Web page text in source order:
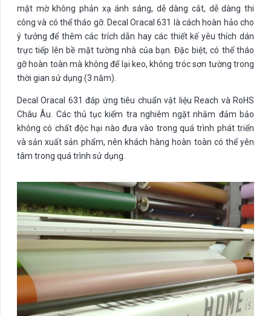
mặt mờ không phản xạ ánh sáng, dễ dàng cắt, dễ dàng thi
công và có thể tháo gỡ. Decal Oracal 631 là cách hoàn hảo cho
ý tưởng để thêm các trích dẫn hay các thiết kế yêu thích dán
trực tiếp lên bề mặt tường nhà của bạn. Đặc biệt, có thể tháo
gỡ hoàn toàn mà không để lại keo, không tróc sơn tường trong
thời gian sử dụng (3 năm).
Decal Oracal 631 đáp ứng tiêu chuẩn vật liệu Reach và RoHS
Châu Âu. Các thủ tục kiểm tra nghiêm ngặt nhằm đảm bảo
không có chất độc hại nào đưa vào trong quá trình phát triển
và sản xuất sản phẩm, nên khách hàng hoàn toàn có thể yên
tâm trong quá trình sử dụng.